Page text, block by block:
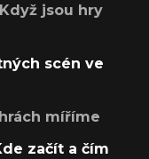
jsou hry
scén ve
míříme
začít a čím